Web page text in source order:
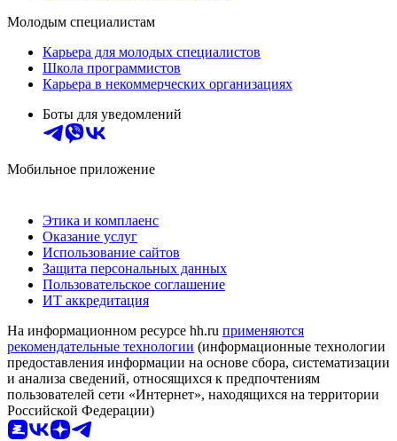
Молодым специалистам
Карьера для молодых специалистов
Школа программистов
Карьера в некоммерческих организациях
Боты для уведомлений
Мобильное приложение
Этика и комплаенс
Оказание услуг
Использование сайтов
Защита персональных данных
Пользовательское соглашение
ИТ аккредитация
На информационном ресурсе hh.ru применяются
рекомендательные технологии (информационные технологии
предоставления информации на основе сбора, систематизации
и анализа сведений, относящихся к предпочтениям
пользователей сети «Интернет», находящихся на территории
Российской Федерации)